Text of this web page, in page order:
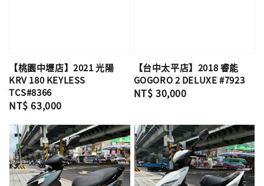
【桃園中壢店】2021 光陽
KRV 180 KEYLESS
TCS#8366
Regular
NT$ 63,000
【台中太平店】2018 睿能
GOGORO 2 DELUXE #7923
Regular
NT$ 30,000